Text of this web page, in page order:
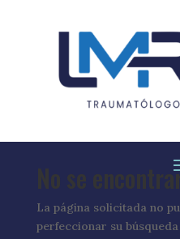
No se
La página solicitada no
perfeccionar su